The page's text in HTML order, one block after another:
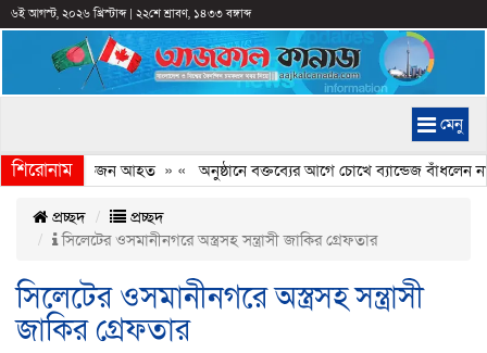
৬ই আগস্ট, ২০২৬ খ্রিস্টাব্দ| ২২শে শ্রাবণ, ১৪৩৩ বঙ্গাব্দ
মেনু
শিরোনাম
সংঘর্ষ, কয়েকজন আহত» « অনুষ্ঠানে বক্তব্যের আগে চোখে ব্যান্ডেজ বাঁধলেন
প্রচ্ছদ
প্রচ্ছদ
সিলেটের ওসমানীনগরে অস্ত্রসহ সন্ত্রাসী জাকির গ্রেফতার
সিলেটের ওসমানীনগরে অস্ত্রসহ সন্ত্রাসী
জাকির গ্রেফতার